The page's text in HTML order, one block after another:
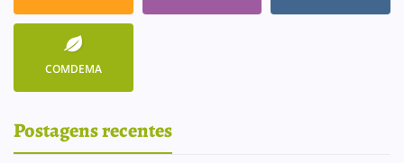
COMDEMA
Postagens recentes